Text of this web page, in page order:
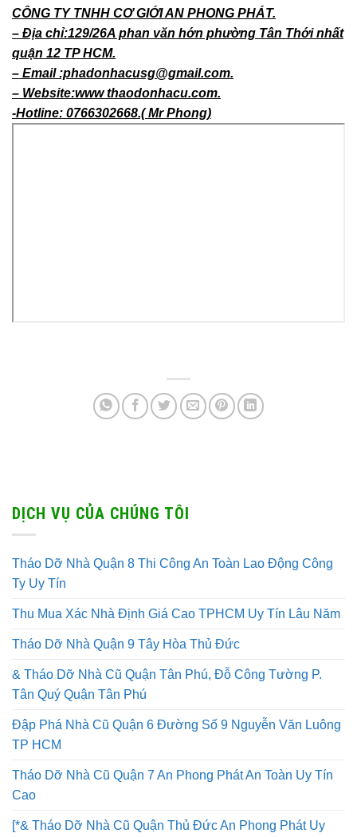
CÔNG TY TNHH CƠ GIỚI AN PHONG PHÁT.
– Địa chỉ:129/26A phan văn hớn phường Tân Thới nhất
quận 12 TP HCM.
– Email :phadonhacusg@gmail.com.
– Website:www thaodonhacu.com.
-Hotline: 0766302668.( Mr Phong)
DỊCH VỤ CỦA CHÚNG TÔI
Tháo Dỡ Nhà Quận 8 Thi Công An Toàn Lao Động Công
Ty Uy Tín
Thu Mua Xác Nhà Định Giá Cao TPHCM Uy Tín Lâu Năm
Tháo Dỡ Nhà Quận 9 Tây Hòa Thủ Đức
& Tháo Dỡ Nhà Cũ Quận Tân Phú, Đỗ Công Tường P.
Tân Quý Quận Tân Phú
Đập Phá Nhà Cũ Quận 6 Đường Số 9 Nguyễn Văn Luông
TP HCM
Tháo Dỡ Nhà Cũ Quận 7 An Phong Phát An Toàn Uy Tín
Cao
[*& Tháo Dỡ Nhà Cũ Quận Thủ Đức An Phong Phát Uy